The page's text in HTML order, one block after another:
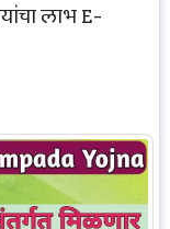
लाभ E-